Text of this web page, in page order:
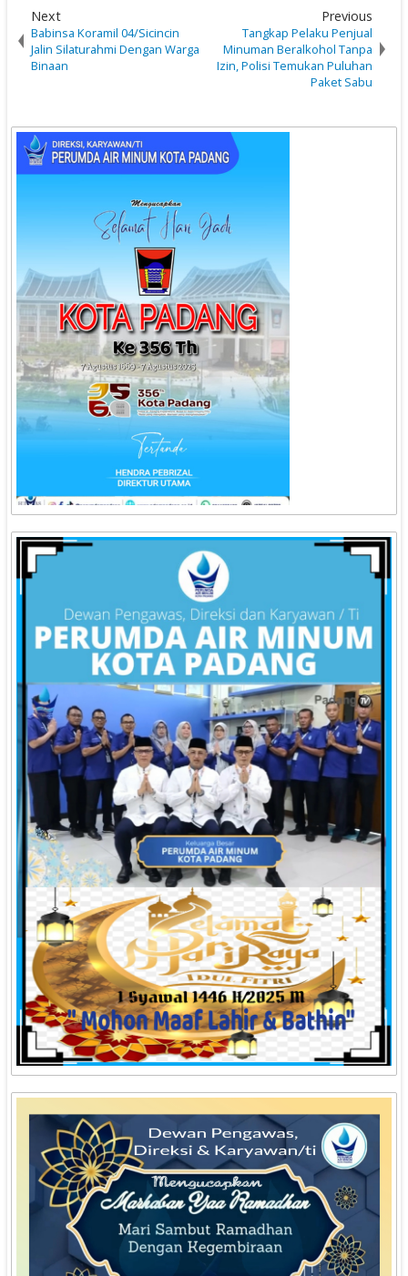
Next
Babinsa Koramil 04/Sicincin
Jalin Silaturahmi Dengan Warga
Binaan
Previous
Tangkap Pelaku Penjual
Minuman Beralkohol Tanpa
Izin, Polisi Temukan Puluhan
Paket Sabu